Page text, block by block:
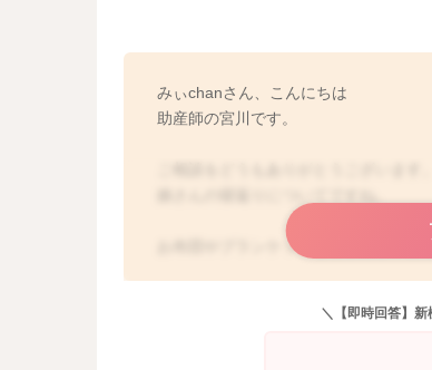
みぃchanさん、こんにちは
助産師の宮川です。
お布団やブランケットなど柔らかいと
少しずつ硬さのあるところでゴロゴ
＼【即時回答】